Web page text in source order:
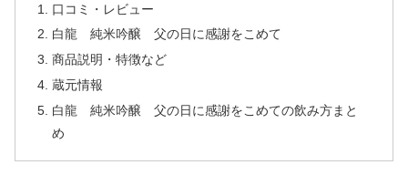
口コミ・レビュー
白龍 純米吟醸 父の日に感謝をこめて
商品説明・特徴など
蔵元情報
白龍 純米吟醸 父の日に感謝をこめての飲み方まと
め